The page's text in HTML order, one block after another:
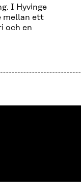
I Hyvinge
mellan ett
och en